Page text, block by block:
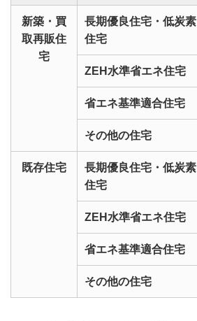
新築・買
取再販住
宅
長期優良住宅・低炭素
住宅
ZEH水準省エネ住宅
省エネ基準適合住宅
その他の住宅
既存住宅
長期優良住宅・低炭素
住宅
ZEH水準省エネ住宅
省エネ基準適合住宅
その他の住宅